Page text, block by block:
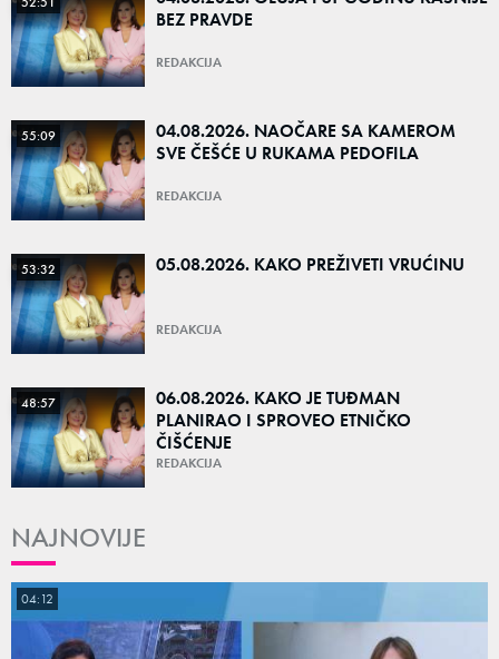
BEZ PRAVDE
REDAKCIJA
55:09
04.08.2026. NAOČARE SA KAMEROM
SVE ČEŠĆE U RUKAMA PEDOFILA
REDAKCIJA
53:32 05.08.2026. KAKO PREŽIVETI VRUĆINU
REDAKCIJA
48:57
06.08.2026. KAKO JE TUĐMAN
PLANIRAO I SPROVEO ETNIČKO
ČIŠĆENJE
REDAKCIJA
NAJNOVIJE
04:12